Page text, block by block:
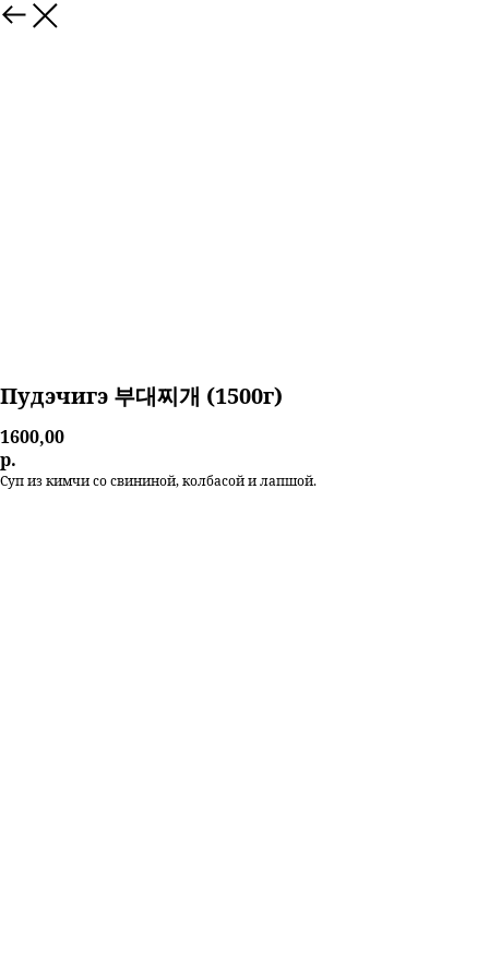
Пудэчигэ 부대찌개 (1500г)
1600,00
р.
Суп из кимчи со свининой, колбасой и лапшой.